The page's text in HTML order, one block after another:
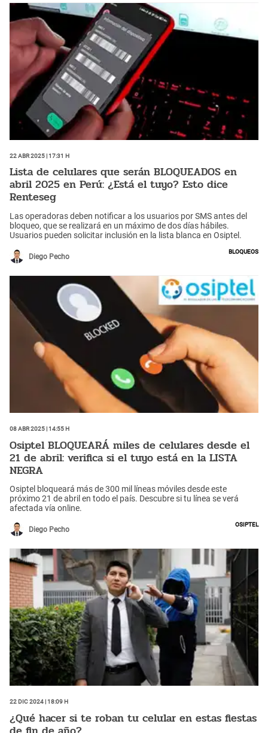
22 Abr 2025 | 17:31 h
Lista de celulares que serán BLOQUEADOS en
abril 2025 en Perú: ¿Está el tuyo? Esto dice
Renteseg
Las operadoras deben notificar a los usuarios por SMS antes del
bloqueo, que se realizará en un máximo de dos días hábiles.
Usuarios pueden solicitar inclusión en la lista blanca en Osiptel.
Diego Pecho
Bloqueos
08 Abr 2025 | 14:55 h
Osiptel BLOQUEARÁ miles de celulares desde el
21 de abril: verifica si el tuyo está en la LISTA
NEGRA
Osiptel bloqueará más de 300 mil líneas móviles desde este
próximo 21 de abril en todo el país. Descubre si tu línea se verá
afectada vía online.
Diego Pecho
Osiptel
22 Dic 2024 | 18:09 h
¿Qué hacer si te roban tu celular en estas fiestas